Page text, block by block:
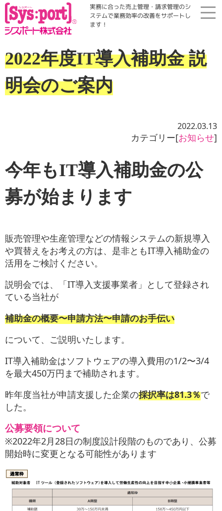
実務に合った売上管理・請求管理のシ
ステムで業務効率の改善をサポートし
ます！
コラム・Qinfo
会社案内
お問い合わせ
2022年度IT導入補助金 説
明会のご案内
2022.03.13
カテゴリー[お知らせ]
今年もIT導入補助金の公
募が始まります
販売管理や生産管理などの情報システムの新規導入
や買替えをお考えの方は、是非ともIT導入補助金の
活用をご検討ください。
説明会では、「IT導入支援事業者」として登録され
ている当社が
補助金の概要〜申請方法〜申請のお手伝い
について、ご説明いたします。
IT導入補助金はソフトウェアの導入費用の1/2〜3/4
を最大450万円まで補助されます。
昨年度当社が申請支援した企業の採択率は81.3％で
した。
公募要領について
※2022年2月28日の制度設計段階のものであり、公募
開始時に変更となる可能性があります